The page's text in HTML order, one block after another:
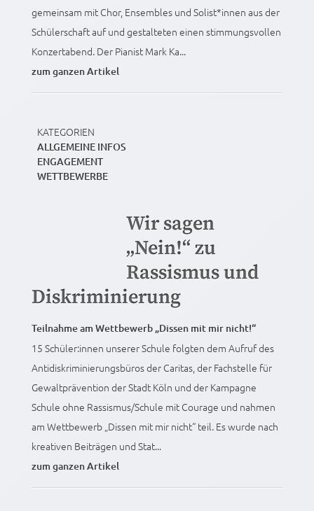
gemeinsam mit Chor, Ensembles und Solist*innen aus der
Schülerschaft auf und gestalteten einen stimmungsvollen
Konzertabend. Der Pianist Mark Ka...
zum ganzen Artikel
KATEGORIEN
ALLGEMEINE INFOS
ENGAGEMENT
WETTBEWERBE
Wir sagen
„Nein!“ zu
Rassismus und
Diskriminierung
Teilnahme am Wettbewerb „Dissen mit mir nicht!“
15 Schüler:innen unserer Schule folgten dem Aufruf des
Antidiskriminierungsbüros der Caritas, der Fachstelle für
Gewaltprävention der Stadt Köln und der Kampagne
Schule ohne Rassismus/Schule mit Courage und nahmen
am Wettbewerb „Dissen mit mir nicht“ teil. Es wurde nach
kreativen Beiträgen und Stat...
zum ganzen Artikel